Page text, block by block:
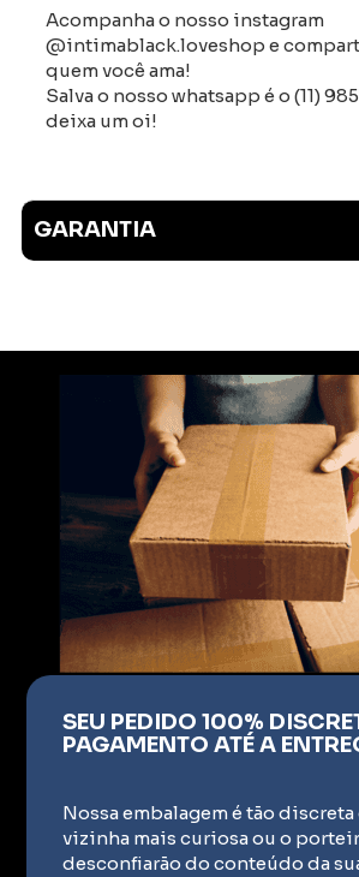
Acompanha o nosso instagram
@intimablack.loveshop e
quem você ama!
Salva o nosso whatsapp é o (11)
deixa um oi!
GARANTIA
SEU PEDIDO 100%
PAGAMENTO ATÉ A
Nossa embalagem é tão discreta
vizinha mais curiosa ou o
desconfiarão do conteúdo da